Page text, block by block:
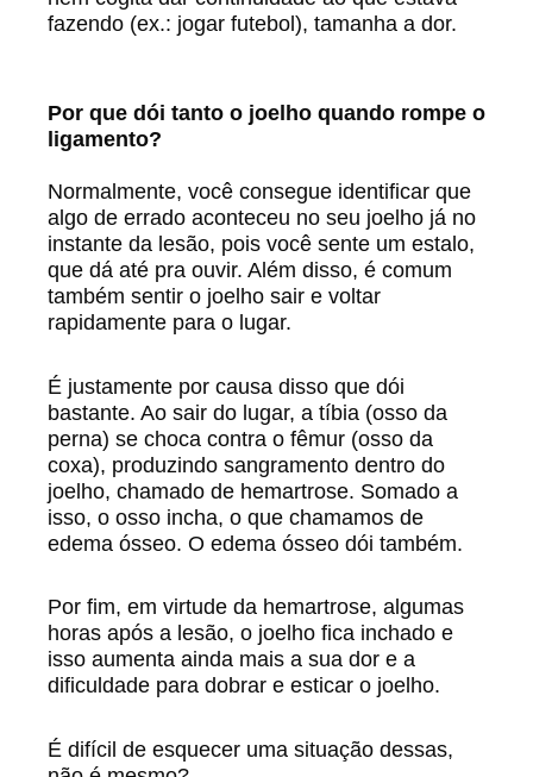
fazendo (ex.: jogar futebol), tamanha a dor.
Por que dói tanto o joelho quando rompe o
ligamento?
Normalmente, você consegue identificar que
algo de errado aconteceu no seu joelho já no
instante da lesão, pois você sente um estalo,
que dá até pra ouvir. Além disso, é comum
também sentir o joelho sair e voltar
rapidamente para o lugar.
É justamente por causa disso que dói
bastante. Ao sair do lugar, a tíbia (osso da
perna) se choca contra o fêmur (osso da
coxa), produzindo sangramento dentro do
joelho, chamado de hemartrose. Somado a
isso, o osso incha, o que chamamos de
edema ósseo. O edema ósseo dói também.
Por fim, em virtude da hemartrose, algumas
horas após a lesão, o joelho fica inchado e
isso aumenta ainda mais a sua dor e a
dificuldade para dobrar e esticar o joelho.
É difícil de esquecer uma situação dessas,